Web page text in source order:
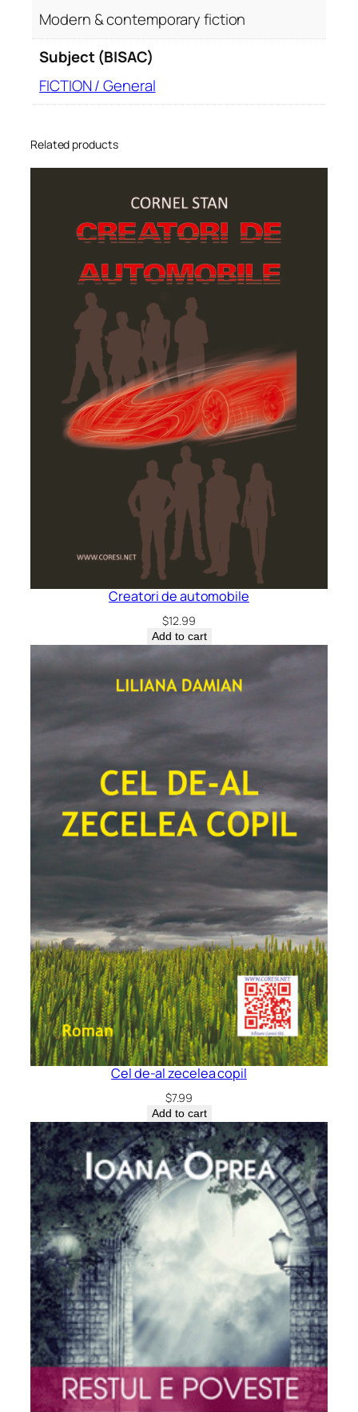
Modern & contemporary fiction
Subject (BISAC)
FICTION / General
Related products
Creatori de automobile
$12.99
Add to cart
Cel de-al zecelea copil
$7.99
Add to cart